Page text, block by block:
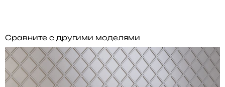
Сравните с другими моделями